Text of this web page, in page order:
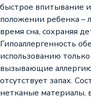
быстрое впитывание
положении ребенка –
время сна, сохраняя
Гипоаллергенность
использованию
вызывающие
отсутствует запах.
нетканые материалы,